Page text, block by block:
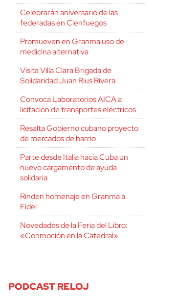
Celebrarán aniversario de las
federadas en Cienfuegos
Promueven en Granma uso de
medicina alternativa
Visita Villa Clara Brigada de
Solidaridad Juan Rius Rivera
Convoca Laboratorios AICA a
licitación de transportes eléctricos
Resalta Gobierno cubano proyecto
de mercados de barrio
Parte desde Italia hacia Cuba un
nuevo cargamento de ayuda
solidaria
Rinden homenaje en Granma a
Fidel
Novedades de la Feria del Libro:
«Conmoción en la Catedral»
PODCAST RELOJ